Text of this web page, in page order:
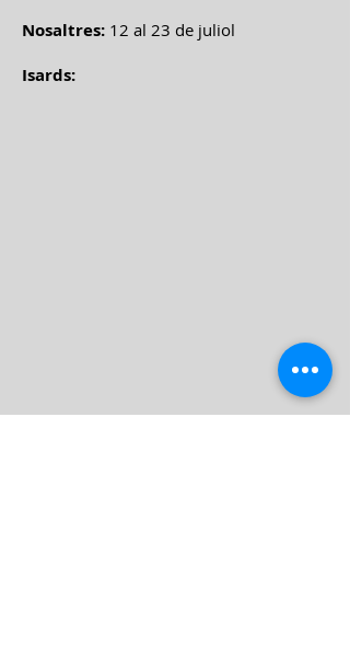
Nosaltres: 12 al 23 de juliol
Isards: